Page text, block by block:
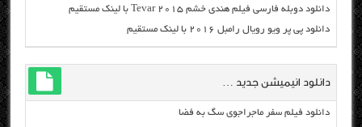
دانلود دوبله فارسی فیلم هندی خشم Tevar ۲۰۱۵ با لینک مستقیم
دانلود پی پر ویو رویال رامبل ۲۰۱۶ با لینک مستقیم
دانلود انیمیشن جدید …
دانلود فیلم سفر ماجراجوی سگ به فضا